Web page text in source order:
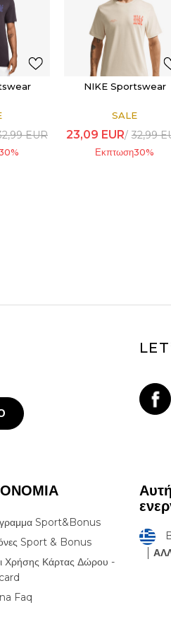
EUR
%
NIKE Sportswear
SALE
23,09 EUR 32,99
Εκπτωση30%
Sport&Bonus
Sport & Bonus
Χρήσης Κάρτας Δώρου -
Faq